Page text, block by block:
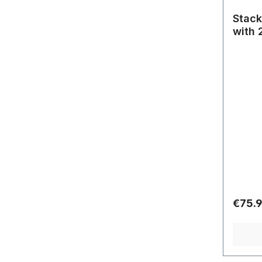
with